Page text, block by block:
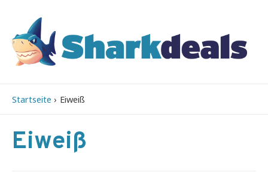
Startseite Eiweiß
Eiweiß